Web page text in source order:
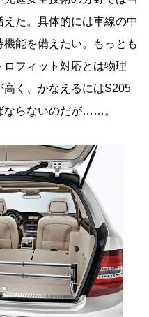
た。具体的には車線の中
能を備えたい。もっとも
フィット対応とは物理
く、かなえるにはS205
ならないのだが……。